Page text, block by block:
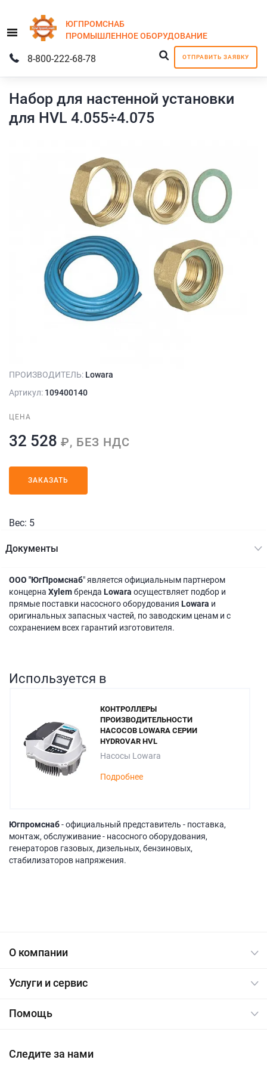
Menu
ЮГПРОМСНАБ
ПРОМЫШЛЕННОЕОБОРУДОВАНИЕ
ОТПРАВИТЬ ЗАЯВКУ
8-800-222-68-78
Набор для настенной установки
для HVL 4.055÷4.075
ПРОИЗВОДИТЕЛЬ: Lowara
Артикул: 109400140
ЦЕНА
32 528 ₽, БЕЗ НДС
ЗАКАЗАТЬ
Вес: 5
Документы
ООО "ЮгПромснаб" является официальным партнером
концерна Xylemбренда Lowara осуществляет подбор и
прямые поставки насосного оборудования Lowara и
оригинальных запасных частей, по заводским ценам и с
сохранением всех гарантий изготовителя.
Используется в
КОНТРОЛЛЕРЫ
ПРОИЗВОДИТЕЛЬНОСТИ
НАСОСОВ LOWARA СЕРИИ
HYDROVAR HVL
Насосы Lowara
Подробнее
Югпромснаб- официальный представитель - поставка,
монтаж, обслуживание - насосного оборудования,
генераторов газовых, дизельных, бензиновых,
стабилизаторов напряжения.
О компании
Услуги и сервис
Помощь
Следите за нами